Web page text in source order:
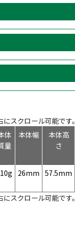
スクロール可能です。
体
量
本体幅
本体高
さ
26mm 57.5mm
スクロール可能です。